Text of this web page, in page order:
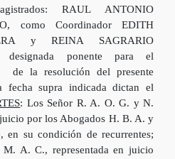
RAUL ANTONIO
como Coordinador EDITH
y REINA SAGRARIO
designada ponente para el
de la resolución del presente
fecha supra indicada dictan el
: Los Señor R. A. O. G. y N.
por los Abogados H. B. A. y
en su condición de recurrentes;
A. C., representada en juicio